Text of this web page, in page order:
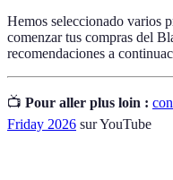
Hemos seleccionado varios
comenzar tus compras del
recomendaciones a
📺 Pour aller plus loin :
Friday 2026 sur YouTube